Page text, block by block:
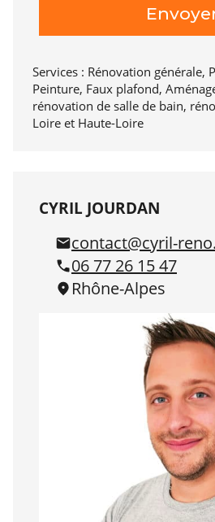
Services : Rénovation générale,
Peinture, Faux plafond,
rénovation de salle de bain,
Loire et Haute-Loire
CYRIL JOURDAN
contact@cyril-
06 77 26 15 47
Rhône-Alpes